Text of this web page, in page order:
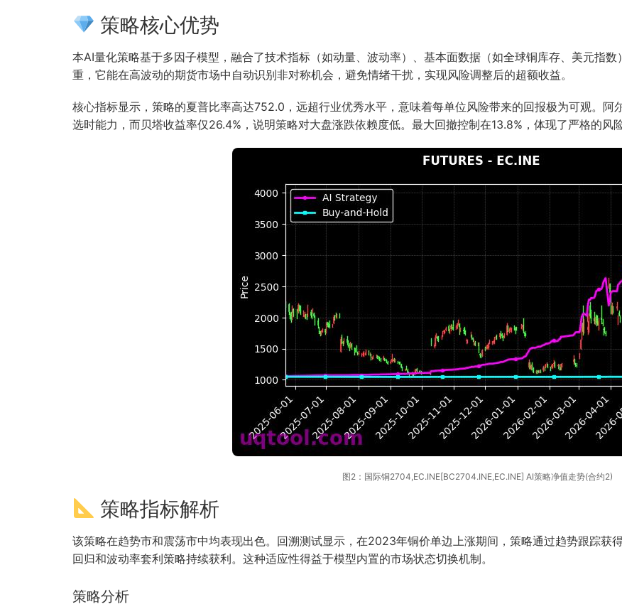
策略核心优势
本AI量化策略基于多因子模型，融合了技术指标（如动量、波动率）、基本面数据（如全球铜库存、美元指数
重，它能在高波动的期货市场中自动识别非对称机会，避免情绪干扰，实现风险调整后的超额收益。
核心指标显示，策略的夏普比率高达752.0，远超行业优秀水平，意味着每单位风险带来的回报极为可观。阿
选时能力，而贝塔收益率仅26.4%，说明策略对大盘涨跌依赖度低。最大回撤控制在13.8%，体现了严格的风险
图2：国际铜2704,EC.INE[BC2704.INE,EC.INE] AI策略净值走势(合约2)
策略指标解析
该策略在趋势市和震荡市中均表现出色。回溯测试显示，在2023年铜价单边上涨期间，策略通过趋势跟踪获
回归和波动率套利策略持续获利。这种适应性得益于模型内置的市场状态切换机制。
策略分析